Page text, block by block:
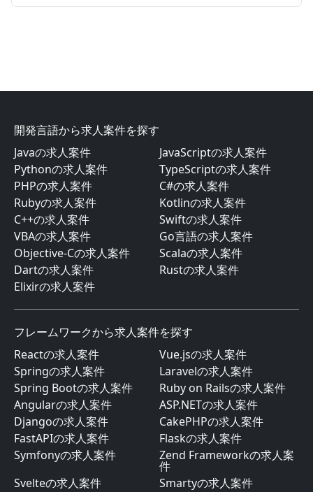
開発言語から求人案件を探す
Javaの求人案件
JavaScriptの求人案件
Pythonの求人案件
TypeScriptの求人案件
PHPの求人案件
C#の求人案件
Rubyの求人案件
Kotlinの求人案件
C++の求人案件
Swiftの求人案件
VBAの求人案件
Go言語の求人案件
Objective-Cの求人案件
Scalaの求人案件
Dartの求人案件
Rustの求人案件
Elixirの求人案件
フレームワークから求人案件を探す
Reactの求人案件
Vue.jsの求人案件
Springの求人案件
Laravelの求人案件
Spring Bootの求人案件
Ruby on Railsの求人案件
Angularの求人案件
ASP.NETの求人案件
Djangoの求人案件
CakePHPの求人案件
FastAPIの求人案件
Flaskの求人案件
Symfonyの求人案件
Zend Frameworkの求人案
件
Svelteの求人案件
Smartyの求人案件